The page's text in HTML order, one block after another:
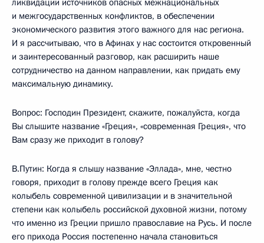
ликвидации источников опасных межнациональных
и межгосударственных конфликтов, в обеспечении
экономического развития этого важного для нас региона.
И я рассчитываю, что в Афинах у нас состоится откровенный
и заинтересованный разговор, как расширить наше
сотрудничество на данном направлении, как придать ему
максимальную динамику.
Вопрос: Господин Президент, скажите, пожалуйста, когда
Вы слышите название «Греция», «современная Греция», что
Вам сразу же приходит в голову?
В.Путин: Когда я слышу название «Эллада», мне, честно
говоря, приходит в голову прежде всего Греция как
колыбель современной цивилизации и в значительной
степени как колыбель российской духовной жизни, потому
что именно из Греции пришло православие на Русь. И после
его прихода Россия постепенно начала становиться